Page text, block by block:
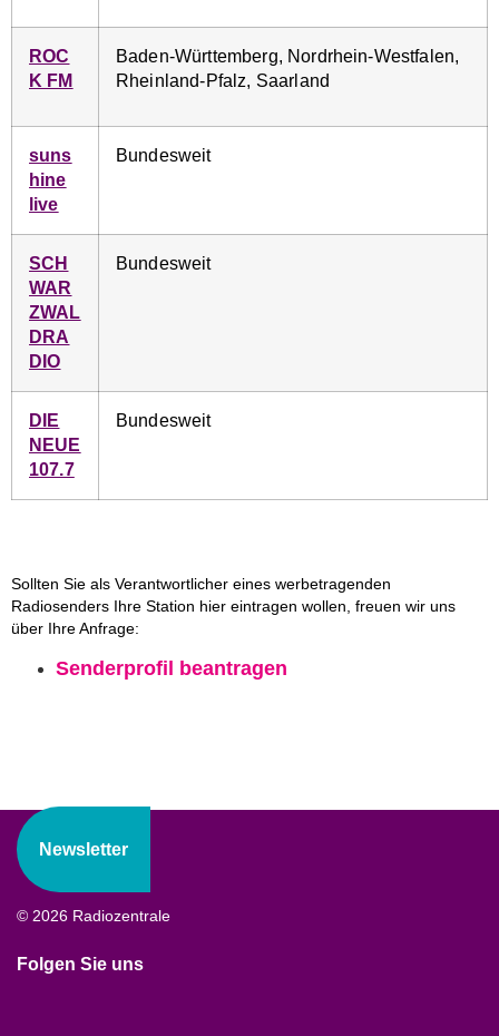
ROC
K FM
Baden-Württemberg, Nordrhein-Westfalen,
Rheinland-Pfalz, Saarland
suns
hine
live
Bundesweit
SCH
WAR
ZWAL
DRA
DIO
Bundesweit
DIE
NEUE
107.7
Bundesweit
Sollten Sie als Verantwortlicher eines werbetragenden
Radiosenders Ihre Station hier eintragen wollen, freuen wir uns
über Ihre Anfrage:
Senderprofil beantragen
Newsletter
© 2026 Radiozentrale
Folgen Sie uns